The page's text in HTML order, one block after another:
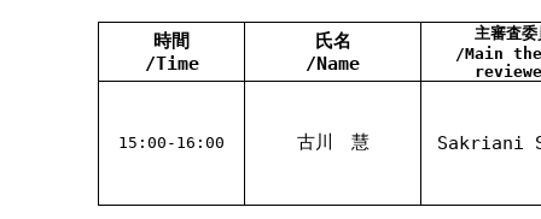
時間
/Time
氏名
/Name
主審査委
/Main
15:00-16:00 古川 慧 Sakriani